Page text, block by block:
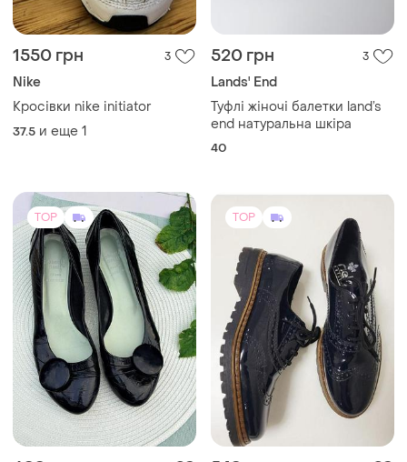
37.5 и еще 1
TOP
699 грн 2
Roberto Santi
Оригинальные лаковые
туфельки лодочки балетки
39 и еще 1
TOP
549 грн
Riker
Туфли riker
38 и еще 1